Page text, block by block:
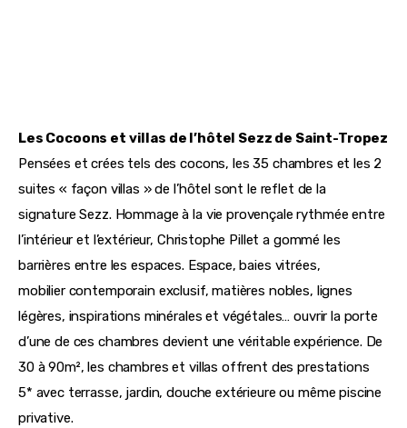
Les Cocoons et villas de l’hôtel Sezz de Saint-Tropez
Pensées et crées tels des cocons, les 35 chambres et les 2
suites « façon villas » de l’hôtel sont le reflet de la
signature Sezz. Hommage à la vie provençale rythmée entre
l’intérieur et l’extérieur, Christophe Pillet a gommé les
barrières entre les espaces. Espace, baies vitrées,
mobilier contemporain exclusif, matières nobles, lignes
légères, inspirations minérales et végétales… ouvrir la porte
d’une de ces chambres devient une véritable expérience. De
30 à 90m², les chambres et villas offrent des prestations
5* avec terrasse, jardin, douche extérieure ou même piscine
privative.